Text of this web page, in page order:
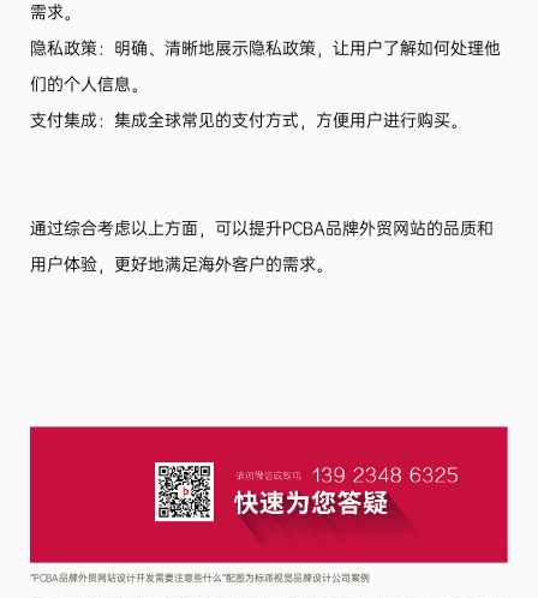
需求。
隐私政策：明确、清晰地展示隐私政策，让用户了解如何处理他
们的个人信息。
支付集成：集成全球常见的支付方式，方便用户进行购买。
通过综合考虑以上方面，可以提升PCBA品牌外贸网站的品质和
用户体验，更好地满足海外客户的需求。
“PCBA品牌外贸网站设计开发需要注意些什么”配图为标派视觉品牌设计公司案例